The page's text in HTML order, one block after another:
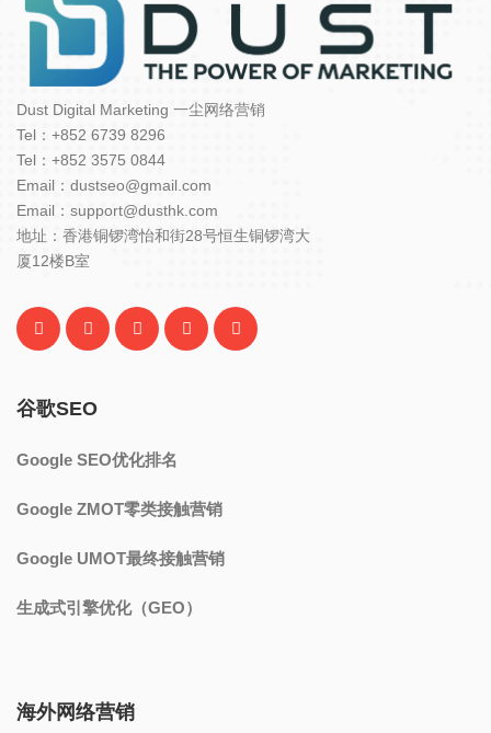
Dust Digital Marketing 一尘网络营销
Tel：+852 6739 8296
Tel：+852 3575 0844
Email：dustseo@gmail.com
Email：support@dusthk.com
地址：香港铜锣湾怡和街28号恒生铜锣湾大
厦12楼B室
谷歌SEO
Google SEO优化排名
Google ZMOT零类接触营销
Google UMOT最终接触营销
生成式引擎优化（GEO）
海外网络营销